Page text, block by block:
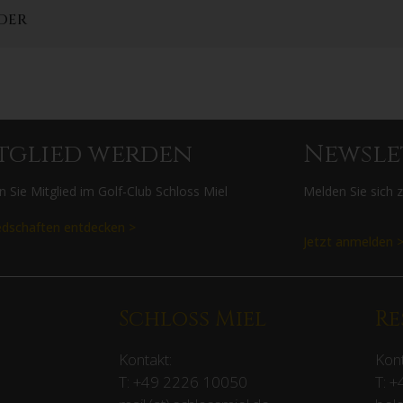
werden
Sie Mitglied im Golf-Club Schloss Miel
entdecken >
Melden Sie sich
Jetzt anmelden >
Schloss Miel
Kontakt:
T: +49 2226 10050
T: